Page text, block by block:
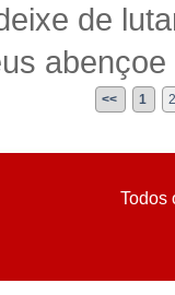
de
<< 1
Todos